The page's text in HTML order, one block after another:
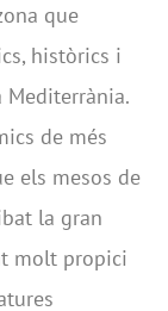
que
històrics i
de més
els mesos de
la gran
molt propici